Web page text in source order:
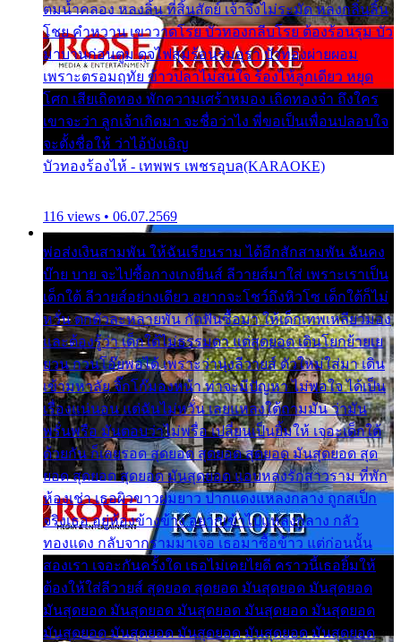
ตมน้ำคลอง หลงลิ้น ที่สิ้นสัตย์ เจ้าจึงไม่ระมัด หลงกลิ่นลิ้น
โชย คำหวาน เขาวาดโรย บัวทองกลีบโรย ต้องร้อนรุม บัว
มาบานก่อนตูม ดุจไฟสุมร้อนรุมอุรา บัวทองผ่ายผอม
เพราะตรอมฤทัย ข้าวปลาไม่สนใจ ร้องไห้ลูกเดียว หยุด
โศก เสียเถิดทอง พักความเศร้าหมอง เถิดทองจ๋า ถึงใคร
เขาจะว่า ลูกเจ้าเกิดมา จะชื่อว่าไง พี่ขอเป็นเพื่อนปลอบใจ
จะตั้งชื่อให้ ว่าไอ้บังเอิญ
บัวทองร้องไห้ - เทพพร เพชรอุบล(KARAOKE)
116 views • 06.07.2569
พ่อส่งเงินสามพัน ให้ฉันเรียนราม ได้อีกสักสามพัน ฉันคง
บ๊าย บาย จะไปซื้อกางเกงยีนส์ ลีวายส์มาใส่ เพราะเราเป็น
เด็กใต้ ลีวายส์อย่างเดียว อยากจะโชว์ถึงหิวโซ เด็กใต้ก็ไม่
หวั่น ตกตัวละหลายพัน กัดฟันซื้อมา ให้เด็กเทพเหลียวมอง
และต้องรู้ว่า เด็กใต้ไม่ธรรมดา แต่สุดยอด เดินโยกย้ายเย
ยวน กวนโอ๊ยพอได้ เพราะว่านุ่งลีวายส์ ตัวใหม่ใส่มา เดิน
เข้ามหาลัย จิ๊กโก๊มองหน้า ท่าจะมีปัญหา ไม่พอใจ ได้เป็น
เรื่องแน่นอน แต่ฉันไม่หวั่น เลยแหลงใต้ถามมัน ว่ามัน
พรั่นพรือ มันตอบว่าไม่พรื่อ เปลี่ยนเป็นยิ้มให้ เจอะเด็กใต้
ด้วยกัน ก็เลยรอด สุดยอด สุดยอด สุดยอด มันสุดยอด สุด
ยอด สุดยอด สุดยอด มันสุดยอด แอบหลงรักสาวราม ที่พัก
ห้องเช่า เธอผิวขาวผมยาว ปากแดงแหลงกลาง ถูกสเป็ก
จริงเธอ อยู่ห้องข้างข้าง อยากเข้าไปแหลงกลาง กลัว
ทองแดง กลับจากรามมาเจอ เธอมาซื้อข้าว แต่ก่อนนั้น
สองเรา เจอะกันครั้งใด เธอไม่เคยไยดี คราวนี้เธอยิ้มให้
ต้องให้ใส่ลีวายส์ สุดยอด สุดยอด มันสุดยอด มันสุดยอด
มันสุดยอด มันสุดยอด มันสุดยอด มันสุดยอด มันสุดยอด
มันสุดยอด มันสุดยอด มันสุดยอด มันสุดยอด มันสุดยอด